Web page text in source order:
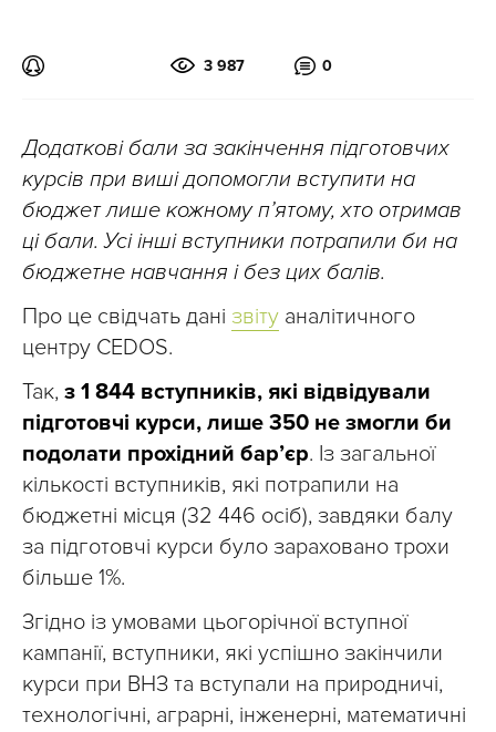
3 987 0
Додаткові бали за закінчення підготовчих
курсів при виші допомогли вступити на
бюджет лише кожному п’ятому, хто отримав
ці бали. Усі інші вступники потрапили би на
бюджетне навчання і без цих балів.
Про це свідчать дані звіту аналітичного
центру CEDOS.
Так, з 1 844 вступників, які відвідували
підготовчі курси, лише 350 не змогли би
подолати прохідний бар’єр. Із загальної
кількості вступників, які потрапили на
бюджетні місця (32 446 осіб), завдяки балу
за підготовчі курси було зараховано трохи
більше 1%.
Згідно із умовами цьогорічної вступної
кампанії, вступники, які успішно закінчили
курси при ВНЗ та вступали на природничі,
технологічні, аграрні, інженерні, математичні